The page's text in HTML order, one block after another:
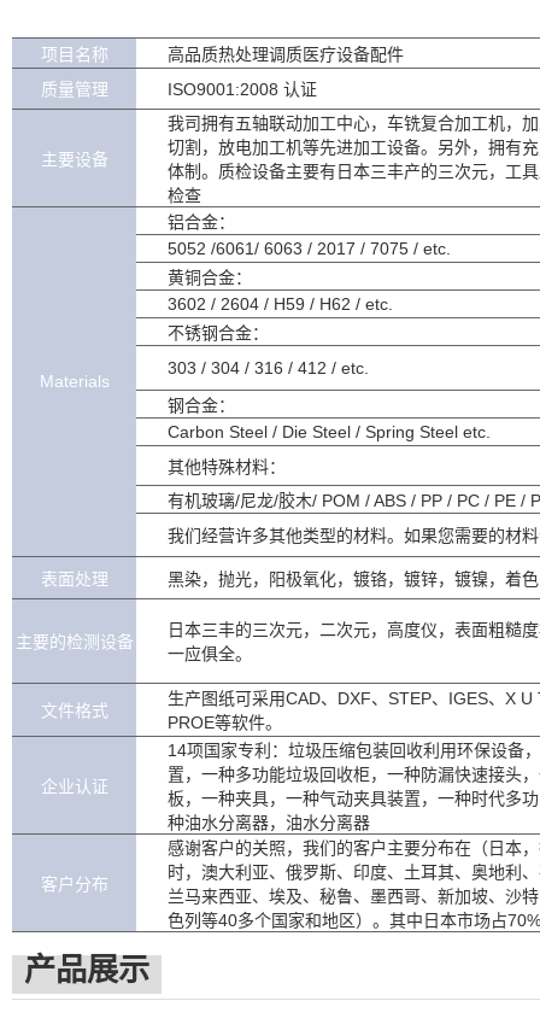
项目名称
高品质热处理调质医疗设备配件
质量管理
ISO9001:2008 认证
主要设备
我司拥有五轴联动加工中心，车铣复合加工机，
切割，放电加工机等先进加工设备。另外，拥有
体制。质检设备主要有日本三丰产的三次元，工
检查
Materials
铝合金：
5052 /6061/ 6063 / 2017 / 7075 / etc.
黄铜合金：
3602 / 2604 / H59 / H62 / etc.
不锈钢合金：
303 / 304 / 316 / 412 / etc.
钢合金：
Carbon Steel / Die Steel / Spring Steel etc.
其他特殊材料：
有机玻璃/尼龙/胶木/ POM / ABS / PP / PC / PE /
我们经营许多其他类型的材料。如果您需要的材
表面处理 黑染，抛光，阳极氧化，镀铬，镀锌，镀镍，着色
主要的检测设备
日本三丰的三次元，二次元，高度仪，表面粗糙
一应俱全。
文件格式
生产图纸可采用CAD、DXF、STEP、IGES、X
PROE等软件。
企业认证
14项国家专利：垃圾压缩包装回收利用环保设备
置，一种多功能垃圾回收柜，一种防漏快速接头
板，一种夹具，一种气动夹具装置，一种时代多
种油水分离器，油水分离器
客户分布
感谢客户的关照，我们的客户主要分布在（日本
时，澳大利亚、俄罗斯、印度、土耳其、奥地利
兰马来西亚、埃及、秘鲁、墨西哥、新加坡、沙
色列等40多个国家和地区）。其中日本市场占
产品展示